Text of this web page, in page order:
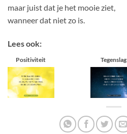
maar juist dat je het mooie ziet,
wanneer dat niet zo is.
Lees ook:
Positiviteit Tegenslag